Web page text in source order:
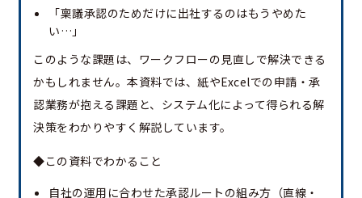
「稟議承認のためだけに出社するのはもうやめた
い…」
このような課題は、ワークフローの見直しで解決できる
かもしれません。本資料では、紙やExcelでの申請・承
認業務が抱える課題と、システム化によって得られる解
決策をわかりやすく解説しています。
◆この資料でわかること
自社の運用に合わせた承認ルートの組み方（直線・